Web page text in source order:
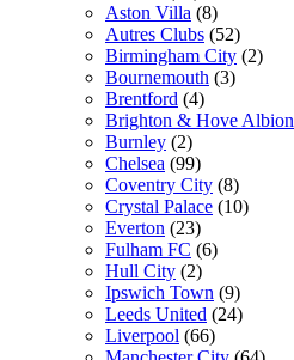
Aston Villa (8)
Autres Clubs (52)
Birmingham City (2)
Bournemouth (3)
Brentford (4)
Brighton & Hove Albion
Burnley (2)
Chelsea (99)
Coventry City (8)
Crystal Palace (10)
Everton (23)
Fulham FC (6)
Hull City (2)
Ipswich Town (9)
Leeds United (24)
Liverpool (66)